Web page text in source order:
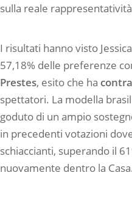
sulla reale
I risultati hanno visto
57,18% delle preferenze
Prestes, esito che ha
spettatori. La modella
goduto di un ampio
in precedenti votazioni
schiaccianti, superando il
nuovamente dentro la